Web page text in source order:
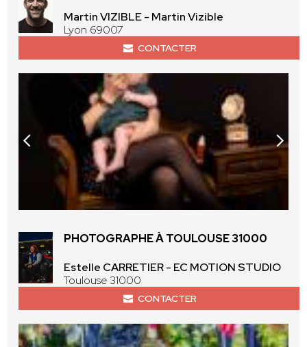
Martin VIZIBLE - Martin Vizible
Lyon 69007
CONTACTER
PHOTOGRAPHE À TOULOUSE 31000
Estelle CARRETIER - EC MOTION STUDIO
Toulouse 31000
CONTACTER